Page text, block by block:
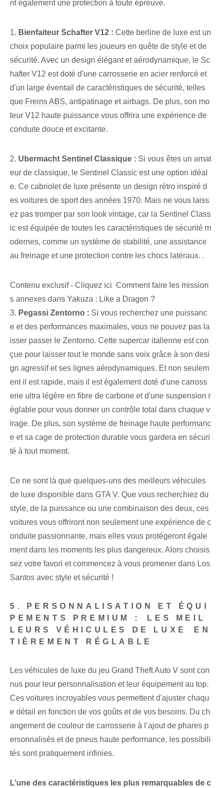
nt également une protection à toute épreuve.
1. Bienfaiteur Schafter ​V12 : Cette berline de luxe est un
choix populaire parmi les joueurs en quête de style et de
sécurité. Avec un design élégant et aérodynamique, le Sc
hafter V12 est doté d'une carrosserie en acier renforcé et
d'un large éventail de caractéristiques de sécurité, telles
que Freins ABS,‍ antipatinage et airbags. De plus, son mo
teur V12 haute puissance vous offrira une expérience de
conduite douce et excitante.
2. Ubermacht Sentinel Classique : Si vous êtes un amat
eur de classique, le Sentinel Classic est une option idéal
e. Ce cabriolet de luxe présente un design rétro inspiré d
es voitures de sport des années 1970. Mais ne vous laiss
ez pas tromper par son look vintage, car la Sentinel Class
ic est équipée de toutes les caractéristiques de sécurité m
odernes, comme un système de stabilité, une assistance
au freinage et une protection contre les chocs latéraux. .
Contenu exclusif - Cliquez ici Comment faire les mission
s annexes dans Yakuza : Like a Dragon ?
3. Pegassi Zentorno : Si vous recherchez une puissanc
e et des performances maximales, vous ne pouvez pas la
isser passer le Zentorno. Cette supercar italienne est con
çue pour laisser tout le monde sans voix grâce à son desi
gn agressif et ses lignes aérodynamiques. Et non seulem
ent il est rapide, mais il est également doté d'une carross
erie ultra légère en fibre de carbone et d'une suspension r
églable pour vous donner un contrôle total dans chaque v
irage. De plus, son système de freinage haute performanc
e et sa cage de protection durable vous gardera en sécuri
té à tout moment.
Ce ne sont là que quelques-uns des meilleurs véhicules
de luxe disponible dans GTA V. Que vous recherchiez du
style, de la puissance ou une combinaison des deux, ces
voitures vous offriront non seulement une expérience de c
onduite passionnante, mais elles vous protégeront égale
ment dans les moments les plus dangereux. Alors choisis
sez votre favori et commencez à vous promener dans Los
Santos avec style et sécurité !
5. PERSONNALISATION ET ÉQUI
PEMENTS PREMIUM : ⁣LES MEIL
LEURS VÉHICULES DE LUXE ⁣EN
TIÈREMENT RÉGLABLE
Les véhicules de luxe du jeu Grand Theft Auto V sont con
nus pour leur personnalisation et leur équipement au top.
Ces voitures incroyables vous permettent d'ajuster chaqu
e détail en fonction de vos goûts et de vos besoins. Du ch
angement de couleur de carrosserie à l’ajout de phares p
ersonnalisés et de pneus haute performance, les possibili
tés sont pratiquement infinies.
L’une des caractéristiques les plus remarquables de c